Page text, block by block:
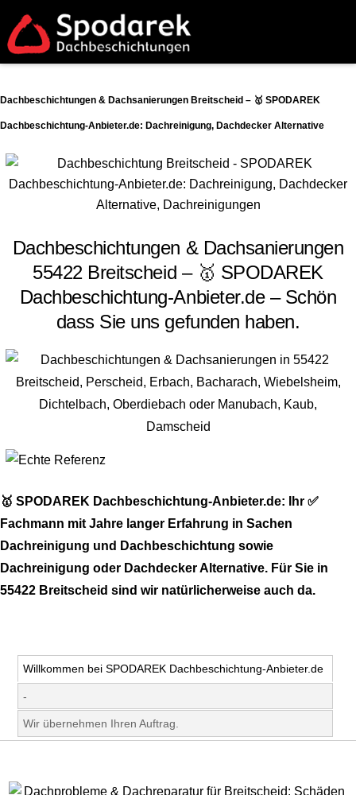
Dachbeschichtungen & Dachsanierungen Breitscheid – 🥇 SPODAREK
Dachbeschichtung-Anbieter.de: Dachreinigung, Dachdecker Alternative
Dachbeschichtungen & Dachsanierungen
55422 Breitscheid – 🥇 SPODAREK
Dachbeschichtung-Anbieter.de – Schön
dass Sie uns gefunden haben.
🥇 SPODAREK Dachbeschichtung-Anbieter.de: Ihr ✅
Fachmann mit Jahre langer Erfahrung in Sachen
Dachreinigung und Dachbeschichtung sowie
Dachreinigung oder Dachdecker Alternative. Für Sie in
55422 Breitscheid sind wir natürlicherweise auch da.
Willkommen bei SPODAREK Dachbeschichtung-Anbieter.de
-
Wir übernehmen Ihren Auftrag.